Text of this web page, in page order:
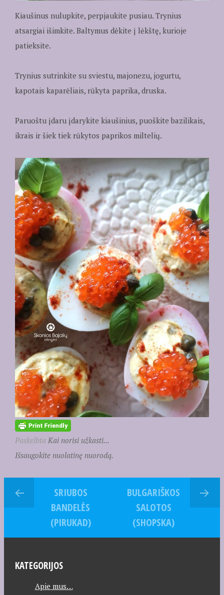
Kiaušinus nulupkite, perpjaukite pusiau. Trynius
atsargiai išimkite. Baltymus dėkite į lėkštę, kurioje
patieksite.
Trynius sutrinkite su sviestu, majonezu, jogurtu,
kapotais kaparėliais, rūkyta paprika, druska.
Paruoštu įdaru įdarykite kiaušinius, puoškite bazilikais,
ikrais ir šiek tiek rūkytos paprikos miltelių.
Paskelbta Kai norisi užkasti...
Išsaugokite nuolatinę nuorodą.
SRIUBOS
BANDELĖS
(PIRUKAD)
BULGARIŠKOS
SALOTOS
(SHOPSKA)
KATEGORIJOS
Apie mus…